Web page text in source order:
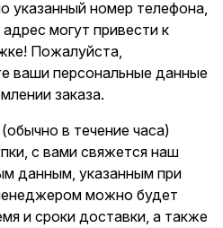
указанный номер телефона,
могут привести к
Пожалуйста,
ваши персональные данные
заказа.
в течение часа)
с вами свяжется наш
данным, указанным при
можно будет
и сроки доставки, а также